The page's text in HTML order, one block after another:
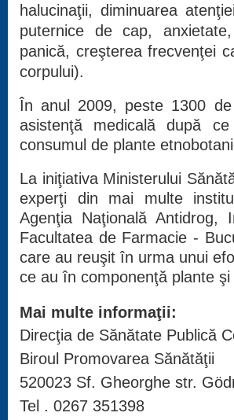
halucinaţii, diminuarea
puternice de cap,
panică, creşterea frecvenţei
corpului).
În anul 2009, peste 1300
asistenţă medicală după
consumul de plante
La iniţiativa Ministerului
experţi din mai multe
Agenţia Naţională Antidrog,
Facultatea de Farmacie -
care au reuşit în urma unui
ce au în componenţă plante
Mai multe informaţii:
Direcţia de Sănătate Publică
Biroul Promovarea Sănătăţii
520023 Sf. Gheorghe str.
Tel . 0267 351398